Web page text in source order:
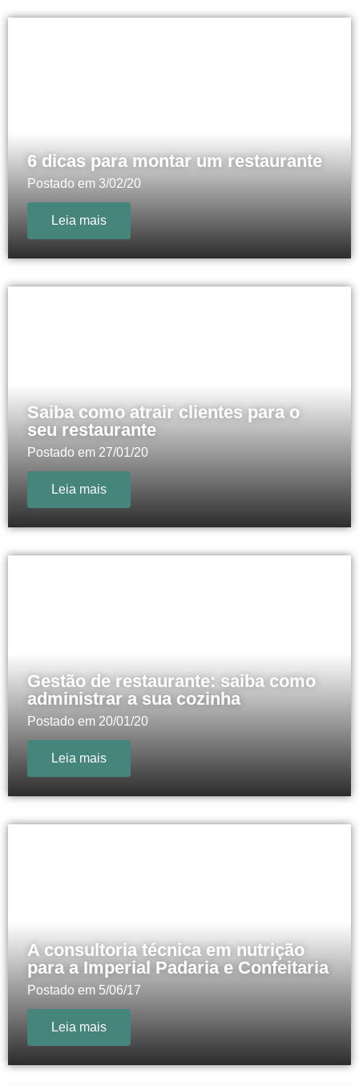
6 dicas para montar um restaurante
Postado em 3/02/20
Leia mais
Saiba como atrair clientes para o
seu restaurante
Postado em 27/01/20
Leia mais
Gestão de restaurante: saiba como
administrar a sua cozinha
Postado em 20/01/20
Leia mais
A consultoria técnica em nutrição
para a Imperial Padaria e Confeitaria
Postado em 5/06/17
Leia mais